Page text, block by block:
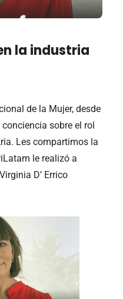
la industria
de la Mujer, desde
sobre el rol
Les compartimos la
le realizó a
D’ Errico